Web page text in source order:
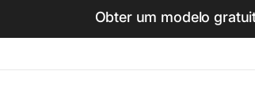
Obter um modelo